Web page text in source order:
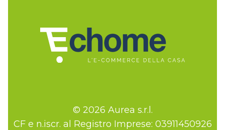
© 2026 Aurea s.r.l.
CF e n.iscr. al Registro Imprese: 03911450926